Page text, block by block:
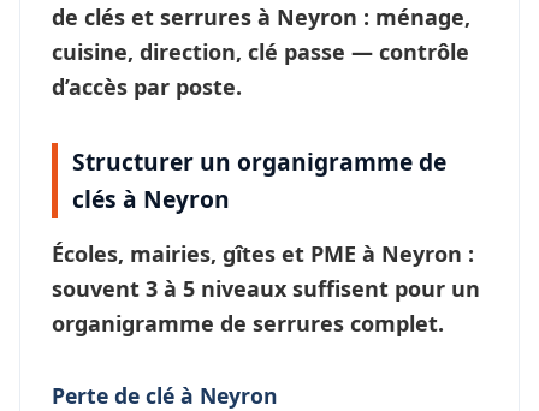
de clés et serrures à Neyron : ménage,
cuisine, direction, clé passe — contrôle
d’accès par poste.
Structurer un organigramme de
clés à Neyron
Écoles, mairies, gîtes et PME à Neyron :
souvent 3 à 5 niveaux suffisent pour un
organigramme de serrures complet.
Perte de clé à Neyron